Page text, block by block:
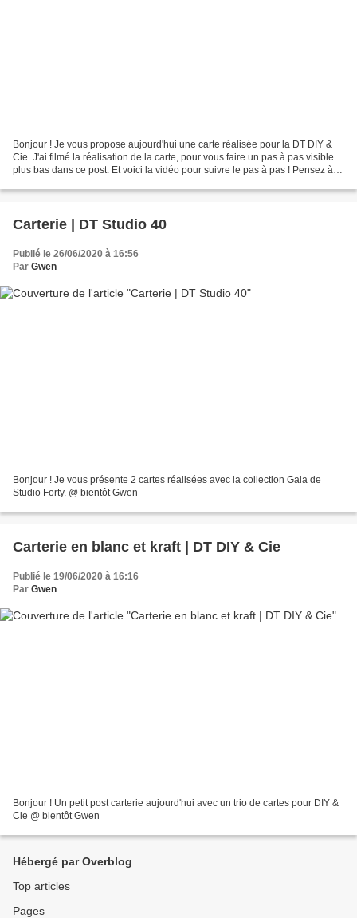
Bonjour ! Je vous propose aujourd'hui une carte réalisée pour la DT DIY &
Cie. J'ai filmé la réalisation de la carte, pour vous faire un pas à pas visible
plus bas dans ce post. Et voici la vidéo pour suivre le pas à pas ! Pensez à
Carterie | DT Studio 40
Publié le 26/06/2020 à 16:56
Par Gwen
Bonjour ! Je vous présente 2 cartes réalisées avec la collection Gaia de
Studio Forty. @ bientôt Gwen
Carterie en blanc et kraft | DT DIY & Cie
Publié le 19/06/2020 à 16:16
Par Gwen
Bonjour ! Un petit post carterie aujourd'hui avec un trio de cartes pour DIY &
Cie @ bientôt Gwen
Hébergé par Overblog
Top articles
Pages